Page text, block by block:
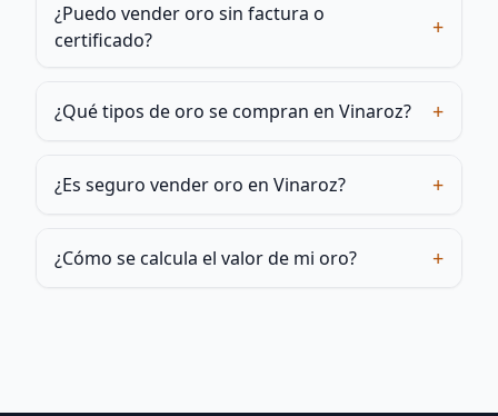
¿Puedo vender oro sin factura o
certificado?
+
¿Qué tipos de oro se compran en Vinaroz? +
¿Es seguro vender oro en Vinaroz? +
¿Cómo se calcula el valor de mi oro? +